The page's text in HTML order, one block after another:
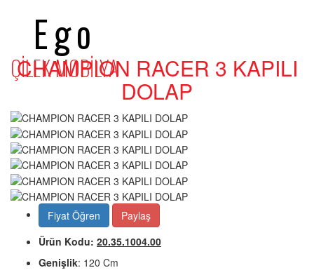
Ego
ÇİLEK MOBİLYA
CHAMPION RACER 3 KAPILI
DOLAP
Fiyat Öğren
Paylaş
Ürün Kodu: 20.35.1004.00
Genişlik: 120 Cm